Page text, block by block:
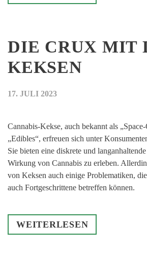
DIE CRUX MIT
KEKSEN
17. JULI 2023
Cannabis-Kekse, auch bekannt als
„Edibles“, erfreuen sich unter
Sie bieten eine diskrete und
Wirkung von Cannabis zu erleben.
von Keksen auch einige Problematiken,
auch Fortgeschrittene betreffen können.
WEITERLESEN